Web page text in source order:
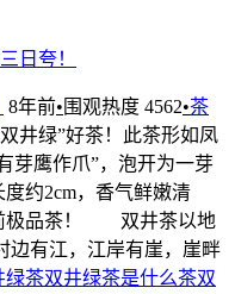
8年前• 围观热度 4562•茶
绿”好茶！此茶形如凤
芽鹰作爪”，泡开为一芽
约2cm，香气鲜嫩清
极品茶！ 双井茶以地
边有江，江岸有崖，崖畔
绿茶双井绿茶是什么茶双